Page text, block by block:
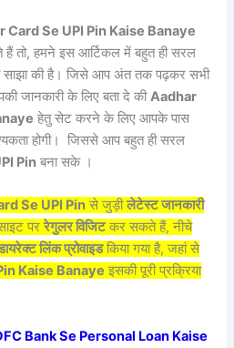
Card Se UPI Pin Kaise Banaye
हैं तो, हमने इस आर्टिकल में बहुत ही सरल
साझा की है। जिसे आप अंत तक पढ़कर सभी
जानकारी के लिए बता दे कीAadhar
हेतु सेट करने के लिए आपके पास
होगी। जिससे आप बहुत ही सरल
Pin बना सके ।
Se UPI Pin से जुड़ीलेटेस्ट जानकारी
पररेगुलर विजिटकर सकते हैं, नीचे
लिंक प्रोवाइडकिया गया है, जहां से
Kaise Banaye इसकी पूरी प्रक्रिया
Bank Se Personal Loan Kaise